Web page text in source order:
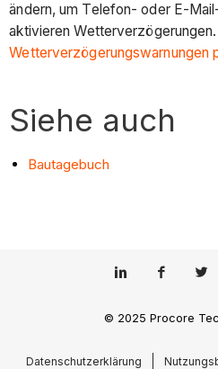
ändern, um Telefon- oder E-
aktivieren
Wetterverzögerungswarnungen
Siehe auch
Bautagebuch
© 2025 Procore
Datenschutzerklärung